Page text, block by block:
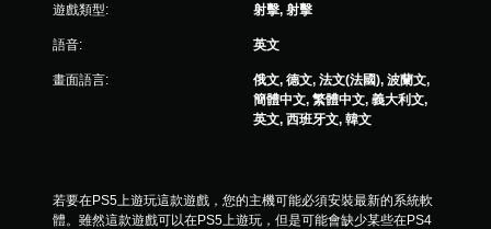
遊戲類型: 射擊, 射擊
語音: 英文
畫面語言:
俄文, 德文, 法文(法國), 波蘭文,
簡體中文, 繁體中文, 義大利文,
英文, 西班牙文, 韓文
若要在PS5上遊玩這款遊戲，您的主機可能必須安裝最新的系統軟
體。雖然這款遊戲可以在PS5上遊玩，但是可能會缺少某些在PS4